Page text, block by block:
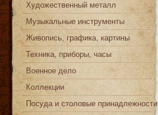
Художественный металл
Музыкальные инструменты
Живопись, графика, картины
Техника, приборы, часы
Военное дело
Коллекции
Посуда и столовые принадлежности